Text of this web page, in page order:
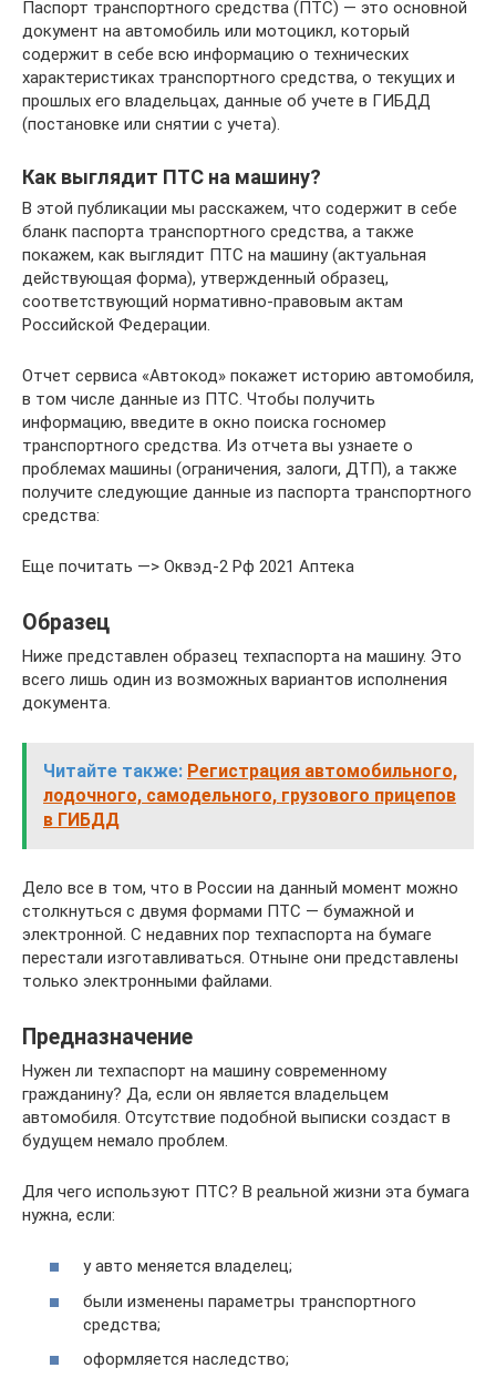
Паспорт транспортного средства (ПТС) — это основной
документ на автомобиль или мотоцикл, который
содержит в себе всю информацию о технических
характеристиках транспортного средства, о текущих и
прошлых его владельцах, данные об учете в ГИБДД
(постановке или снятии с учета).
Как выглядит ПТС на машину?
В этой публикации мы расскажем, что содержит в себе
бланк паспорта транспортного средства, а также
покажем, как выглядит ПТС на машину (актуальная
действующая форма), утвержденный образец,
соответствующий нормативно-правовым актам
Российской Федерации.
Отчет сервиса «Автокод» покажет историю автомобиля,
в том числе данные из ПТС. Чтобы получить
информацию, введите в окно поиска госномер
транспортного средства. Из отчета вы узнаете о
проблемах машины (ограничения, залоги, ДТП), а также
получите следующие данные из паспорта транспортного
средства:
Еще почитать —> Оквэд-2 Рф 2021 Аптека
Образец
Ниже представлен образец техпаспорта на машину. Это
всего лишь один из возможных вариантов исполнения
документа.
Читайте также: Регистрация автомобильного,
лодочного, самодельного, грузового прицепов
в ГИБДД
Дело все в том, что в России на данный момент можно
столкнуться с двумя формами ПТС — бумажной и
электронной. С недавних пор техпаспорта на бумаге
перестали изготавливаться. Отныне они представлены
только электронными файлами.
Предназначение
Нужен ли техпаспорт на машину современному
гражданину? Да, если он является владельцем
автомобиля. Отсутствие подобной выписки создаст в
будущем немало проблем.
Для чего используют ПТС? В реальной жизни эта бумага
нужна, если:
у авто меняется владелец;
были изменены параметры транспортного
средства;
оформляется наследство;